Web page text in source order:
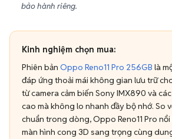
bảo hành riêng.
Kinh nghiệm chọn mua:
Phiên bản Oppo Reno11 Pro 256GB là
đáp ứng thoải mái không gian lưu trữ
từ camera cảm biến Sony IMX890 và
cao mà không lo nhanh đầy bộ nhớ. So
chuẩn trong dòng, Oppo Reno11 Pro
màn hình cong 3D sang trọng cùng